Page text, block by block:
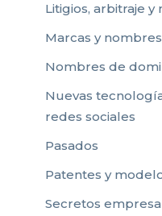
Litigios, arbitraje y
Marcas y
Nombres de
Nuevas
redes sociales
Pasados
Patentes y
Secretos